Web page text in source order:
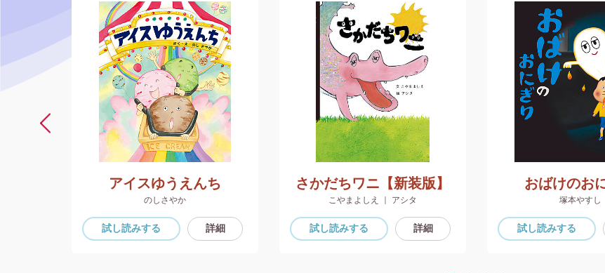
アイスゆうえんち
のしさやか
試し読みする 詳細
さかだちワニ【新装版】
こやまよしえ ｜ アシタ
試し読みする 詳細
おばけのお
塚本やすし
試し読みする